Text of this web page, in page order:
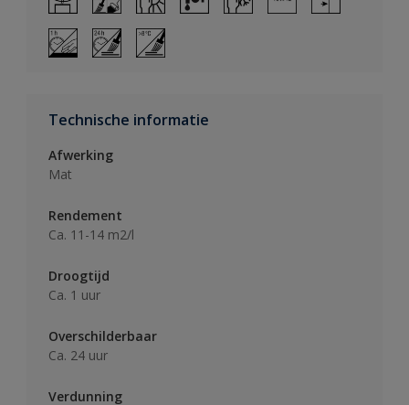
Technische informatie
Afwerking
Mat
Rendement
Ca. 11-14 m2/l
Droogtijd
Ca. 1 uur
Overschilderbaar
Ca. 24 uur
Verdunning